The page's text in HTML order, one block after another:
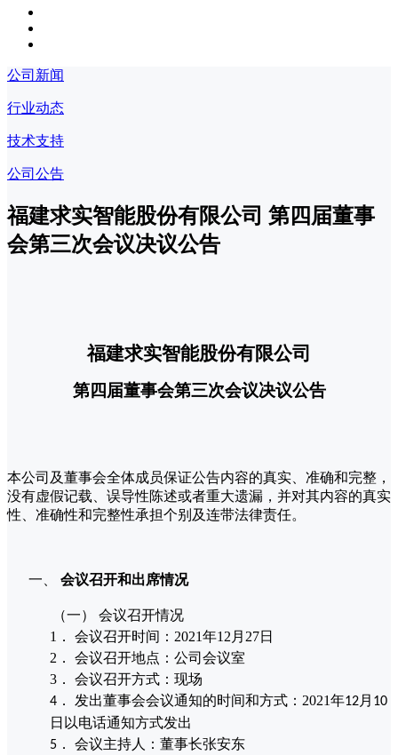
公司新闻
行业动态
技术支持
公司公告
福建求实智能股份有限公司 第四届董事
会第三次会议决议公告
福建求实智能股份有限公司
第四届董事会第三次会议决议公告
本公司及董事会全体成员保证公告内容的真实、准确和完整，
没有虚假记载、误导性陈述或者重大遗漏，并对其内容的真实
性、准确性和完整性承担个别及连带法律责任。
一、 会议召开和出席情况
（一） 会议召开情况
1． 会议召开时间： 2021年12月27日
2． 会议召开地点：公司会议室
3． 会议召开方式：现场
4． 发出董事会会议通知的时间和方式： 2021年12月 10
日 以电话通知方式发出
5． 会议主持人：董事长张安东